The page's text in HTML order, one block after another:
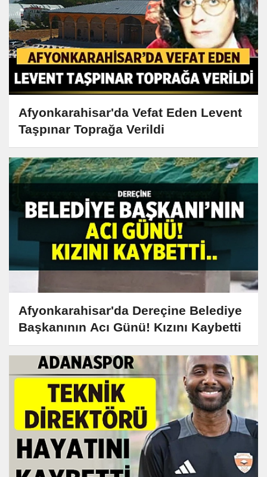
Afyonkarahisar'da Vefat Eden Levent
Taşpınar Toprağa Verildi
Afyonkarahisar'da Dereçine Belediye
Başkanının Acı Günü! Kızını Kaybetti